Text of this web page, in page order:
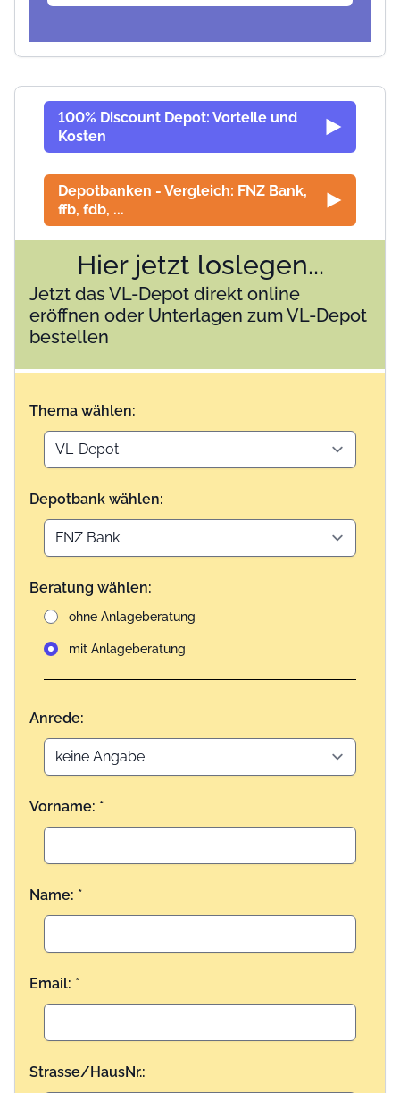
100% Discount Depot: Vorteile und
Kosten
Depotbanken - Vergleich: FNZ Bank,
ffb, fdb, ...
Hier jetzt loslegen...
Jetzt das VL-Depot direkt online
eröffnen oder Unterlagen zum VL-Depot
bestellen
Thema wählen:
Depotbank wählen:
Beratung wählen:
ohne Anlageberatung
mit Anlageberatung
Anrede:
Vorname: *
Name: *
Email: *
Strasse/HausNr.: